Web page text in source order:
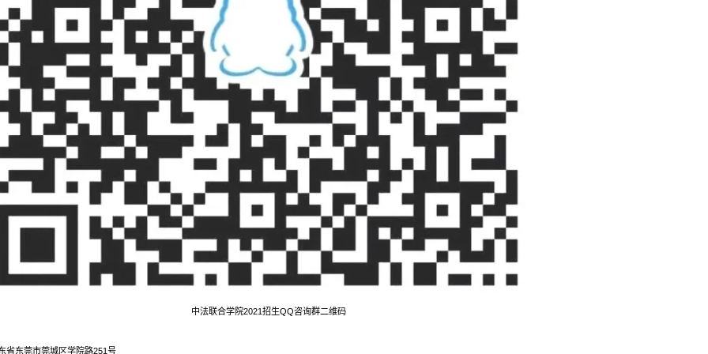
中法联合学院2021招生QQ咨询群二维码
省东莞市莞城区学院路251号